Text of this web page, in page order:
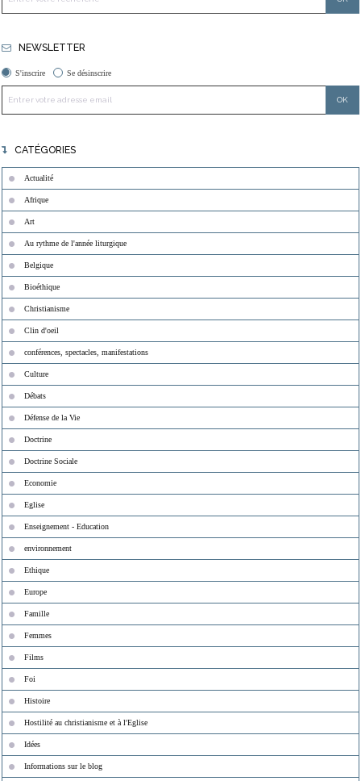
NEWSLETTER
S'inscrire Se désinscrire
CATÉGORIES
Actualité
Afrique
Art
Au rythme de l'année liturgique
Belgique
Bioéthique
Christianisme
Clin d'oeil
conférences, spectacles, manifestations
Culture
Débats
Défense de la Vie
Doctrine
Doctrine Sociale
Economie
Eglise
Enseignement - Education
environnement
Ethique
Europe
Famille
Femmes
Films
Foi
Histoire
Hostilité au christianisme et à l'Eglise
Idées
Informations sur le blog